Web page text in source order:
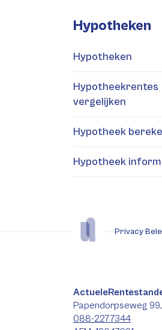
Hypotheken
Hypotheken
Hypotheekrentes
vergelijken
Hypotheek
Hypotheek
Privacy
Papendorpseweg
088-2277344